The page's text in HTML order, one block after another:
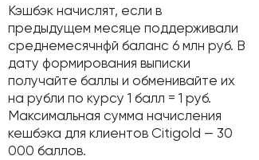
Кэшбэк начислят, если в
предыдущем месяце поддерживали
среднемесячнфй баланс 6 млн руб. В
дату формирования выписки
получайте баллы и обменивайте их
на рубли по курсу 1 балл = 1 руб.
Максимальная сумма начисления
кешбэка для клиентов Citigold — 30
000 баллов.